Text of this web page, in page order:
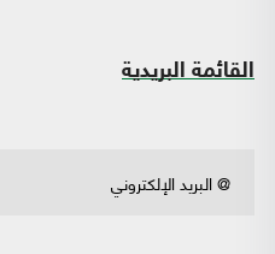
القائمة البريدية